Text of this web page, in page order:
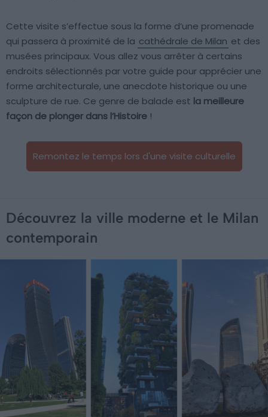
Cette visite s’effectue sous la forme d’une promenade
qui passera à proximité de la cathédrale de Milan et des
musées principaux. Vous allez vous arrêter à certains
endroits sélectionnés par votre guide pour apprécier une
forme architecturale, une anecdote historique ou une
sculpture de rue. Ce genre de balade est la meilleure
façon de plonger dans l’Histoire !
Remontez le temps lors d'une visite culturelle
Découvrez la ville moderne et le Milan
contemporain